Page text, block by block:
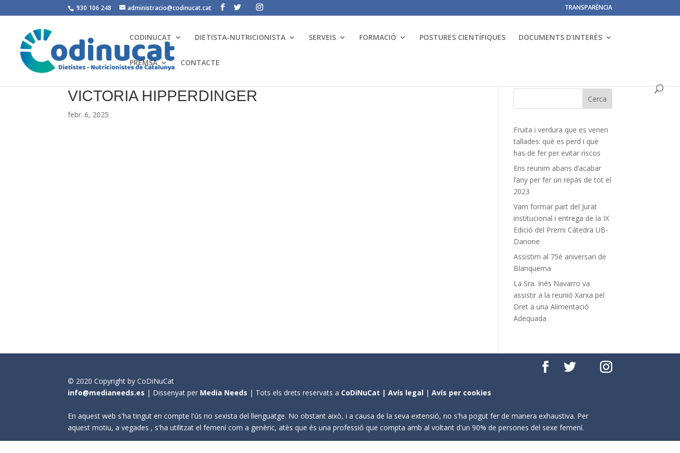
930 106 248 administracio@codinucat.cat TRANSPARÈNCIA
CODINUCAT DIETISTA-NUTRICIONISTA SERVEIS FORMACIÓ POSTURES CIENTÍFIQUES DOCUMENTS D’INTERÈS
PREMSA CONTACTE
VICTORIA HIPPERDINGER
febr. 6, 2025
Fruita i verdura que es venen
tallades: què es perd i què
has de fer per evitar riscos
Ens reunim abans d’acabar
l’any per fer un repàs de tot el
2023
Vam formar part del Jurat
institucional i entrega de la IX
Edició del Premi Càtedra UB-
Danone
Assistim al 75è aniversari de
Blanquerna
La Sra. Inés Navarro va
assistir a la reunió Xarxa pel
Dret a una Alimentació
Adequada
© 2020 Copyright by CoDiNuCat
info@medianeeds.es | Dissenyat per Media Needs | Tots els drets reservats a CoDiNuCat |Avís legal |Avís per cookies
En aquest web s'ha tingut en compte l'ús no sexista del llenguatge. No obstant això, i a causa de la seva extensió, no s'ha pogut fer de manera exhaustiva. Per
aquest motiu, a vegades , s'ha utilitzat el femení com a genèric, atès que és una professió que compta amb al voltant d'un 90% de persones del sexe femení.